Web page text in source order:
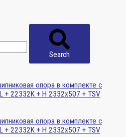
Search